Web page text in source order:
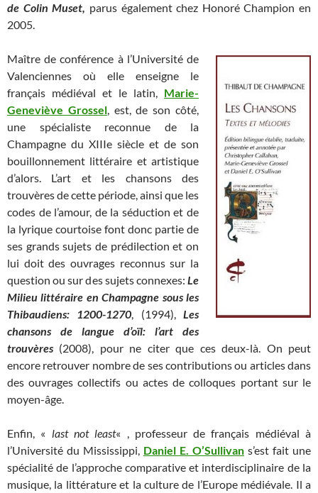
de Colin Muset, parus également chez Honoré Champion en
2005.
Maître de conférence à l’Université de
Valenciennes où elle enseigne le
français médiéval et le latin, Marie-
Geneviève Grossel, est, de son côté,
une spécialiste reconnue de la
Champagne du XIIIe siècle et de son
bouillonnement littéraire et artistique
d’alors. L’art et les chansons des
trouvères de cette période, ainsi que les
codes de l’amour, de la séduction et de
la lyrique courtoise font donc partie de
ses grands sujets de prédilection et on
lui doit des ouvrages reconnus sur la
question ou sur des sujets connexes: Le
Milieu littéraire en Champagne sous les
Thibaudiens: 1200-1270, (1994),Les
chansons de langue d’oïl: l’art des
trouvères (2008), pour ne citer que ces deux-là. On peut
encore retrouver nombre de ses contributions ou articles dans
des ouvrages collectifs ou actes de colloques portant sur le
moyen-âge.
Enfin, « last not least« , professeur de français médiéval à
l’Université du Mississippi, Daniel E. O’Sullivan s’est fait une
spécialité de l’approche comparative et interdisciplinaire de la
musique, la littérature et la culture de l’Europe médiévale. Il a